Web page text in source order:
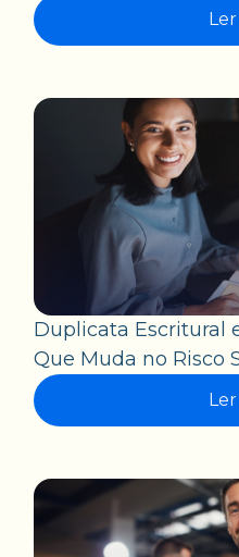
Duplicata Escritural
Que Muda no Risco